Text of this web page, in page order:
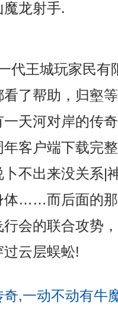
龙射手.
代王城玩家民有
了帮助，归壑
天河对岸的传
客户端下载完
不出来没关系|
体……而后面的
会的联合攻势
云层蜈蚣!
奇,一动不动有牛